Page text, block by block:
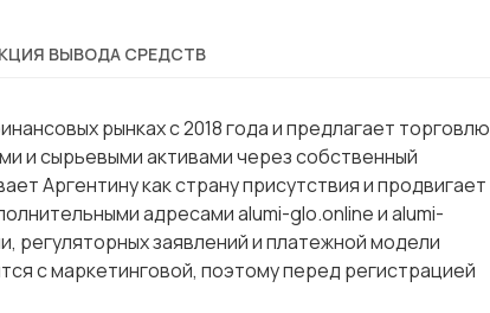
ВЫВОДА СРЕДСТВ
рынках с 2018 года и предлагает торговлю
и сырьевыми активами через собственный
Аргентину как страну присутствия и продвигает
адресами alumi-glo.online и alumi-
регуляторных заявлений и платежной модели
с маркетинговой, поэтому перед регистрацией